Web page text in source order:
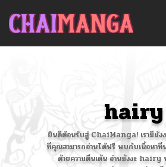
hairy
ยินดีต้อนรับสู่ ChaiManga! เรามีมั
ที่คุณสามารถอ่านได้ฟรี พบกับเนื้อหาที่
ด้วยความตื่นเต้น อ่านมังงะ hairy